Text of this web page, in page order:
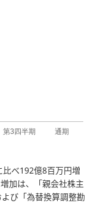
べ192億8百万円増
加は、「親会社株主
び「為替換算調整勘